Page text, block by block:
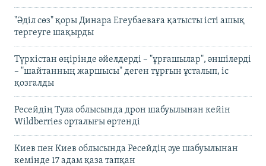
"Әділ сөз" қоры Динара Егеубаеваға қатысты істі ашық
тергеуге шақырды
Түркістан өңірінде әйелдерді – "ұрғашылар", әншілерді
– "шайтанның жаршысы" деген тұрғын ұсталып, іс
қозғалды
Ресейдің Тула облысында дрон шабуылынан кейін
Wildberries орталығы өртенді
Киев пен Киев облысында Ресейдің әуе шабуылынан
кемінде 17 адам қаза тапқан